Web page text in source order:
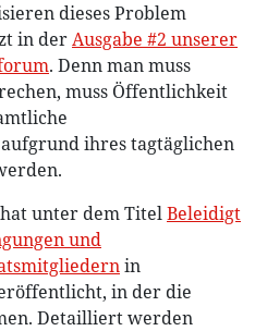
dieses Problem
in derAusgabe #2 unserer
. Denn man muss
muss Öffentlichkeit
ihres tagtäglichen
unter dem TitelBeleidigt
und
in
in der die
Detailliert werden